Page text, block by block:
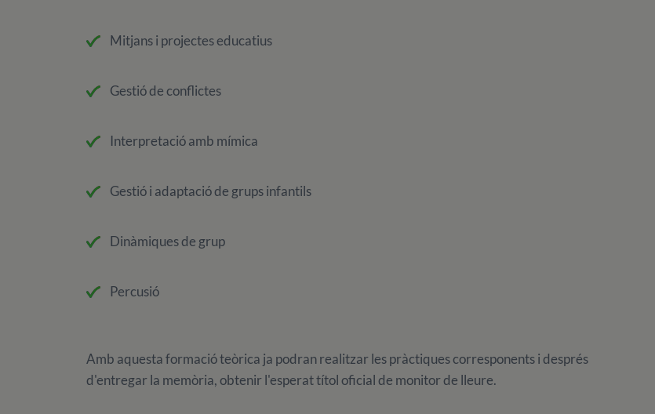
Mitjans i projectes educatius
Gestió de conflictes
Interpretació amb mímica
Gestió i adaptació de grups infantils
Dinàmiques de grup
Percusió
Amb aquesta formació teòrica ja podran realitzar les pràctiques corresponents i després
d'entregar la memòria, obtenir l'esperat títol oficial de monitor de lleure.